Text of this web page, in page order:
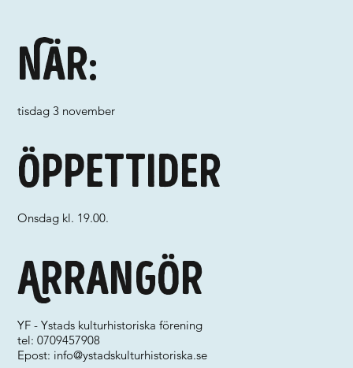
När:
tisdag 3 november
Arrangör
YF - Ystads kulturhistoriska förening
tel: 0709457908
Epost: info@ystadskulturhistoriska.se
Öppettider
Onsdag kl. 19.00.